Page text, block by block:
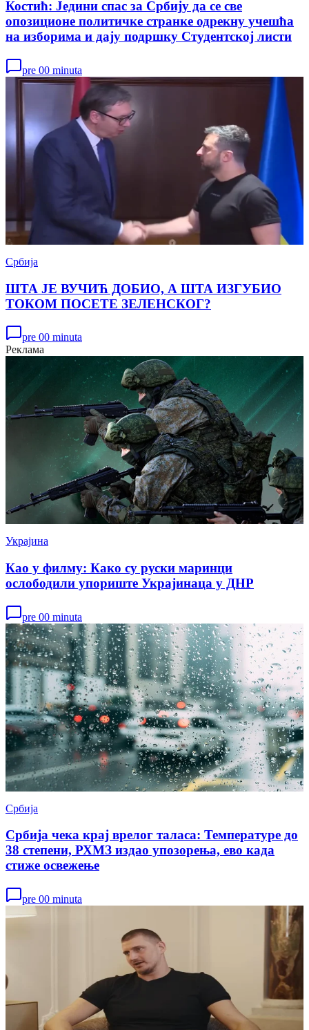
Костић: Једини спас за Србију да се све
опозиционе политичке странке одрекну учешћа
на изборима и дају подршку Студентској листи
pre 00 minuta
Србија
ШТА ЈЕ ВУЧИЋ ДОБИО, А ШТА ИЗГУБИО
ТОКОМ ПОСЕТЕ ЗЕЛЕНСКОГ?
pre 00 minuta
Реклама
Украјина
Као у филму: Како су руски маринци
ослободили упориште Украјинаца у ДНР
pre 00 minuta
Србија
Србија чека крај врелог таласа: Температуре до
38 степени, РХМЗ издао упозорења, ево када
стиже освежење
pre 00 minuta